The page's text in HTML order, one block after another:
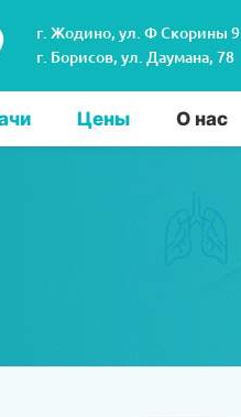
г. Жодино, ул. Ф Скорины 9
г. Борисов, ул. Даумана, 78
Цены О нас